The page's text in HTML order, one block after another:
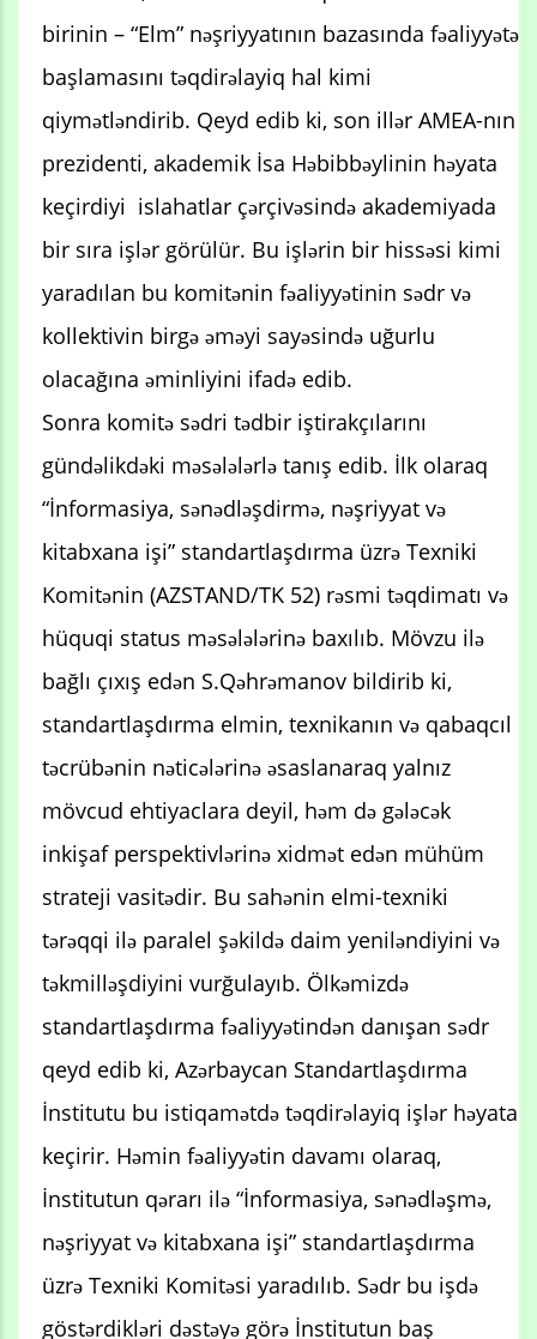
birinin – “Elm” nəşriyyatının bazasında fəaliyyətə
başlamasını təqdirəlayiq hal kimi
qiymətləndirib. Qeyd edib ki, son illər AMEA-nın
prezidenti, akademik İsa Həbibbəylinin həyata
keçirdiyi islahatlar çərçivəsində akademiyada
bir sıra işlər görülür. Bu işlərin bir hissəsi kimi
yaradılan bu komitənin fəaliyyətinin sədr və
kollektivin birgə əməyi sayəsində uğurlu
olacağına əminliyini ifadə edib.
Sonra komitə sədri tədbir iştirakçılarını
gündəlikdəki məsələlərlə tanış edib. İlk olaraq
“İnformasiya, sənədləşdirmə, nəşriyyat və
kitabxana işi” standartlaşdırma üzrə Texniki
Komitənin (AZSTAND/TK 52) rəsmi təqdimatı və
hüquqi status məsələlərinə baxılıb. Mövzu ilə
bağlı çıxış edən S.Qəhrəmanov bildirib ki,
standartlaşdırma elmin, texnikanın və qabaqcıl
təcrübənin nəticələrinə əsaslanaraq yalnız
mövcud ehtiyaclara deyil, həm də gələcək
inkişaf perspektivlərinə xidmət edən mühüm
strateji vasitədir. Bu sahənin elmi-texniki
tərəqqi ilə paralel şəkildə daim yeniləndiyini və
təkmilləşdiyini vurğulayıb. Ölkəmizdə
standartlaşdırma fəaliyyətindən danışan sədr
qeyd edib ki, Azərbaycan Standartlaşdırma
İnstitutu bu istiqamətdə təqdirəlayiq işlər həyata
keçirir. Həmin fəaliyyətin davamı olaraq,
İnstitutun qərarı ilə “İnformasiya, sənədləşmə,
nəşriyyat və kitabxana işi” standartlaşdırma
üzrə Texniki Komitəsi yaradılıb. Sədr bu işdə
göstərdikləri dəstəyə görə İnstitutun baş